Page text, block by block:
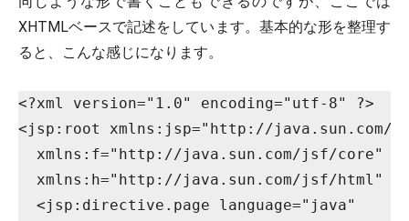
XHTMLベースで記述をしています。基本的な形を整理す
ると、こんな感じになります。
<?xml version="1.0" encoding="utf-8" ?>
<jsp:root xmlns:jsp="http://java.sun.com/
xmlns:f="http://java.sun.com/jsf/core"
xmlns:h="http://java.sun.com/jsf/html"
<jsp:directive.page language="java"